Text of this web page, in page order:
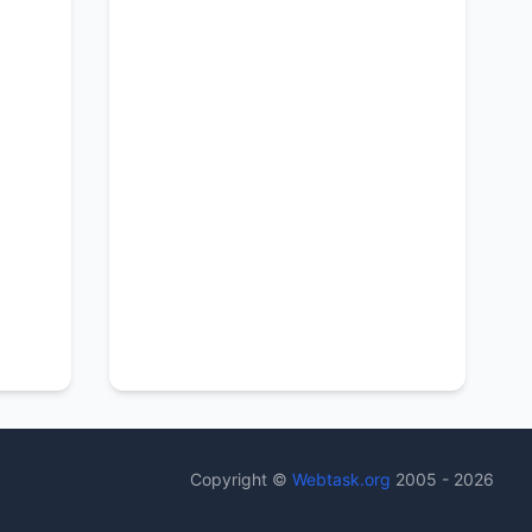
Copyright © Webtask.org 2005 - 2026